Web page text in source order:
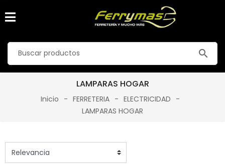
search
LAMPARAS HOGAR
Inicio FERRETERIA
ELECTRICIDAD
LAMPARAS HOGAR